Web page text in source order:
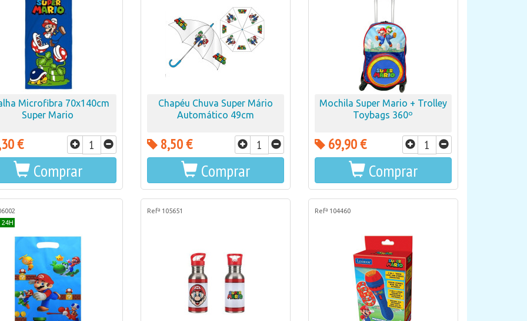
Microfibra 70x140cm
Super Mario
€
Comprar
Chapéu Chuva Super Mário
Automático 49cm
8,50 €
Comprar
Mochila Super Mario + Trolley
Toybags 360º
69,90 €
Comprar
24H
Refª 105651 Refª 104460